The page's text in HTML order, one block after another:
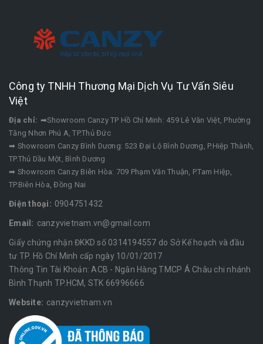
Công ty TNHH Thương Mại Dịch Vụ Tư Vấn Siêu
Việt
Địa chỉ: ➡Showroom Canzy TP Hồ Chí Minh: 459 Lê Văn Việt, Phường
Tăng Nhơn Phú A, TP.Thủ Đức
➡ Showroom Canzy Bình Dương: 523 Đại Lộ Bình Dương, P.Hiệp Thành,
TP.Thủ Dầu Một, Bình Dương
➡ Showroom Canzy Biên Hòa: 709 Phạm Văn Thuận, P.Tam Hiệp,
TP.Biên Hòa, Đồng Nai
Điện thoại: 0904751432
Email: canzyvietnam.vn@gmail.com
Giấy chứng nhận ĐKKD số 0314194557 do Sở Kế hoạch và đầu
tư TP. Hồ Chí Minh cấp ngày 10/01/2017
Thông Tin Tài Khoản: ACB - Ngân Hàng TMCP Á Châu chi nhánh
Bình Thạnh TP.HCM, STK 66996666
Website: canzyvietnam.vn